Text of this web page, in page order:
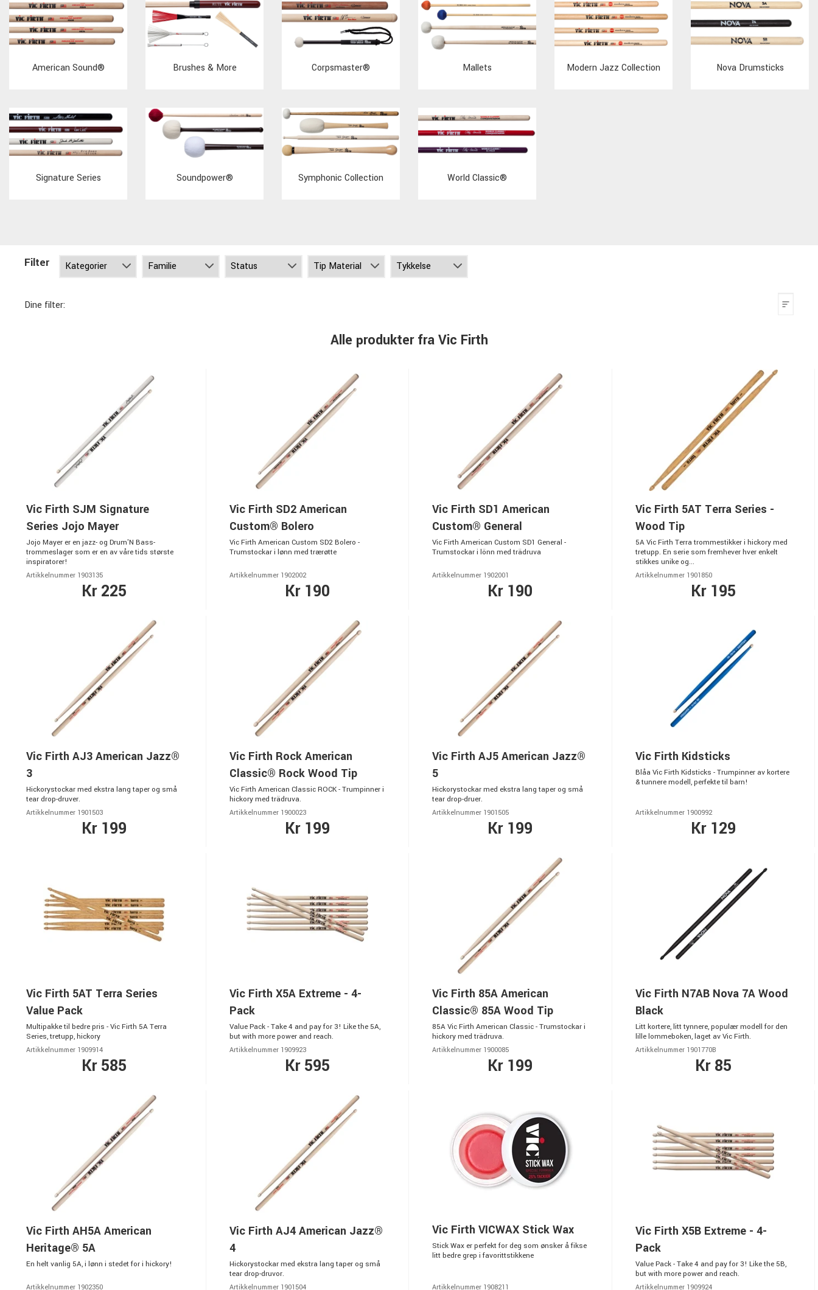
American Sound® Brushes & More Corpsmaster® Mallets Modern Jazz Collection Nova Drumsticks
Signature Series Soundpower® Symphonic Collection World Classic®
Filter
Dine filter:
Alle produkter fra Vic Firth
Vic Firth SJM Signature
Series Jojo Mayer
Jojo Mayer er en jazz- og Drum'N Bass-
trommeslager som er en av våre tids største
inspiratorer!
Artikkelnummer 1903135
Kr 225
Vic Firth SD2 American
Custom® Bolero
Vic Firth American Custom SD2 Bolero -
Trumstockar i lønn med trærøtte
Artikkelnummer 1902002
Kr 190
Vic Firth SD1 American
Custom® General
Vic Firth American Custom SD1 General -
Trumstockar i lönn med trädruva
Artikkelnummer 1902001
Kr 190
Vic Firth 5AT Terra Series -
Wood Tip
5A Vic Firth Terra trommestikker i hickory med
tretupp. En serie som fremhever hver enkelt
stikkes unike og...
Artikkelnummer 1901850
Kr 195
Vic Firth AJ3 American Jazz®
3
Hickorystockar med ekstra lang taper og små
tear drop-druver.
Artikkelnummer 1901503
Kr 199
Vic Firth Rock American
Classic® Rock Wood Tip
Vic Firth American Classic ROCK - Trumpinner i
hickory med trädruva.
Artikkelnummer 1900023
Kr 199
Vic Firth AJ5 American Jazz®
5
Hickorystockar med ekstra lang taper og små
tear drop-druer.
Artikkelnummer 1901505
Kr 199
Vic Firth Kidsticks
Blåa Vic Firth Kidsticks - Trumpinner av kortere
& tunnere modell, perfekte til barn!
Artikkelnummer 1900992
Kr 129
Vic Firth 5AT Terra Series
Value Pack
Multipakke til bedre pris - Vic Firth 5A Terra
Series, tretupp, hickory
Artikkelnummer 1909914
Kr 585
Vic Firth X5A Extreme - 4-
Pack
Value Pack - Take 4 and pay for 3! Like the 5A,
but with more power and reach.
Artikkelnummer 1909923
Kr 595
Vic Firth 85A American
Classic® 85A Wood Tip
85A Vic Firth American Classic - Trumstockar i
hickory med trädruva.
Artikkelnummer 1900085
Kr 199
Vic Firth N7AB Nova 7A Wood
Black
Litt kortere, litt tynnere, populær modell for den
lille lommeboken, laget av Vic Firth.
Artikkelnummer 1901770B
Kr 85
Vic Firth AH5A American
Heritage® 5A
En helt vanlig 5A, i lønn i stedet for i hickory!
Artikkelnummer 1902350
Vic Firth AJ4 American Jazz®
4
Hickorystockar med ekstra lang taper og små
tear drop-druvor.
Artikkelnummer 1901504
Vic Firth VICWAX Stick Wax
Stick Wax er perfekt for deg som ønsker å fikse
litt bedre grep i favorittstikkene
Artikkelnummer 1908211
Vic Firth X5B Extreme - 4-
Pack
Value Pack - Take 4 and pay for 3! Like the 5B,
but with more power and reach.
Artikkelnummer 1909924